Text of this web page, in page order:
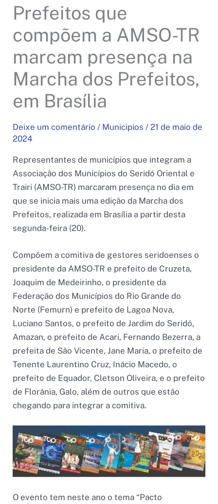
Prefeitos que
compõem a AMSO-TR
marcam presença na
Marcha dos Prefeitos,
em Brasília
Deixe um comentário / Municipios / 21 de maio de
2024
Representantes de municípios que integram a
Associação dos Municípios do Seridó Oriental e
Trairi (AMSO-TR) marcaram presença no dia em
que se inicia mais uma edição da Marcha dos
Prefeitos, realizada em Brasília a partir desta
segunda-feira (20).
Compõem a comitiva de gestores seridoenses o
presidente da AMSO-TR e prefeito de Cruzeta,
Joaquim de Medeirinho, o presidente da
Federação dos Municípios do Rio Grande do
Norte (Femurn) e prefeito de Lagoa Nova,
Luciano Santos, o prefeito de Jardim do Seridó,
Amazan, o prefeito de Acari, Fernando Bezerra, a
prefeita de São Vicente, Jane Maria, o prefeito de
Tenente Laurentino Cruz, Inácio Macedo, o
prefeito de Equador, Cletson Oliveira, e o prefeito
de Florânia, Galo, além de outros que estão
chegando para integrar a comitiva.
O evento tem neste ano o tema “Pacto